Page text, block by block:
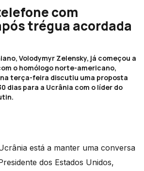
com
trégua acordada
Volodymyr Zelensky, já começou a
o homólogo norte-americano,
na terça-feira discutiu uma proposta
dias para a Ucrânia com o líder do
está a manter uma conversa
dos Estados Unidos,